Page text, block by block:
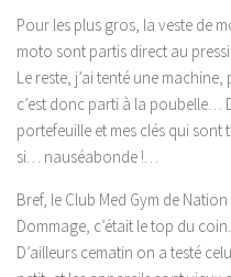
Pour les plus gros, la veste de
moto sont partis direct au
Le reste, j’ai tenté une
c’est donc parti à la poubelle…
portefeuille et mes clés qui
si… nauséabonde !…
Bref, le Club Med Gym de
Dommage, c’était le top du
D’ailleurs cematin on a testé